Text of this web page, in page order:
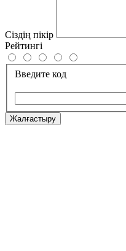
Сіздің пікір
Рейтингі
Введите код
Жалғастыру